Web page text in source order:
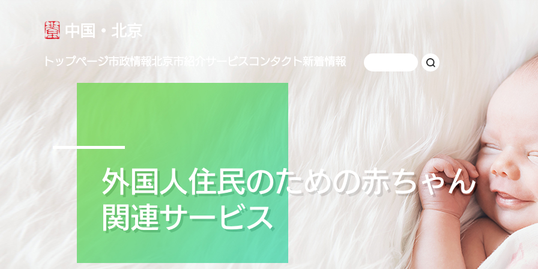
中国・北京
トップページ市政情報北京市紹介 サービスコンタクト新着情報